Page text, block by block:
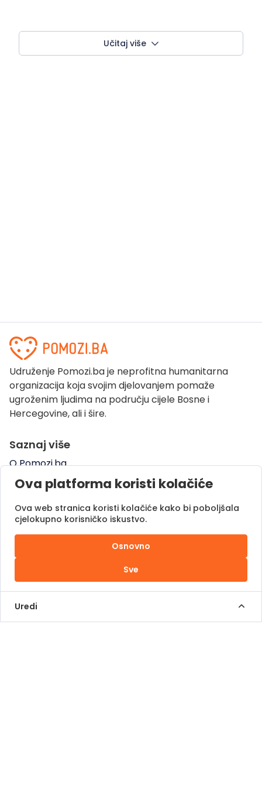
Učitaj više
Udruženje Pomozi.ba je neprofitna humanitarna
organizacija koja svojim djelovanjem pomaže
ugroženim ljudima na području cijele Bosne i
Hercegovine, ali i šire.
Saznaj više
O Pomozi.ba
Pogledaj kampanje
Pomozi.ba Novosti
Kontaktirajte nas
Kontakt Info
+387 62 839 000
info@pomoziba.org
Ova platforma koristi kolačiće
Ova web stranica koristi kolačiće kako bi poboljšala
cjelokupno korisničko iskustvo.
Osnovno
Sve
Uredi